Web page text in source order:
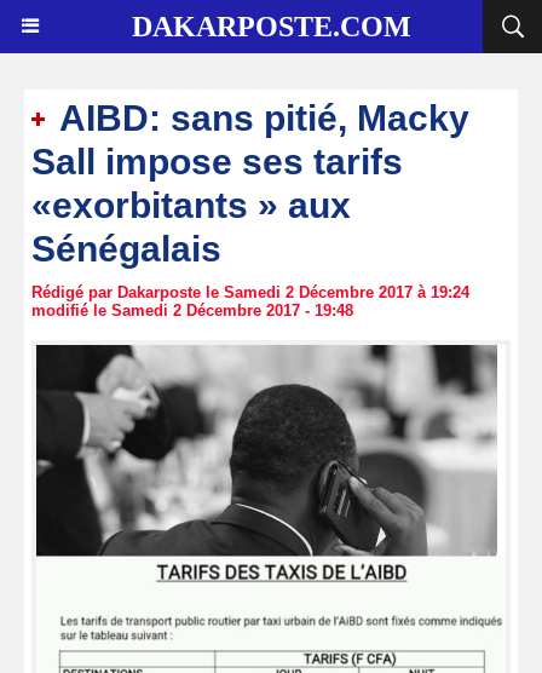
DAKARPOSTE.COM
AIBD: sans pitié, Macky
Sall impose ses tarifs
«exorbitants » aux
Sénégalais
Rédigé par Dakarposte le Samedi 2 Décembre 2017 à 19:24
modifié le Samedi 2 Décembre 2017 - 19:48